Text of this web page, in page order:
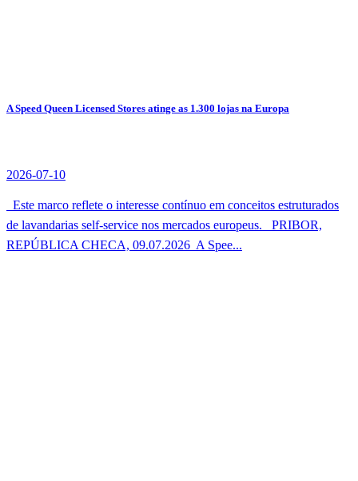
A Speed Queen Licensed Stores atinge as 1.300 lojas na Europa
2026-07-10
Este marco reflete o interesse contínuo em conceitos estruturados
de lavandarias self-service nos mercados europeus. PRIBOR,
REPÚBLICA CHECA, 09.07.2026  A Spee...